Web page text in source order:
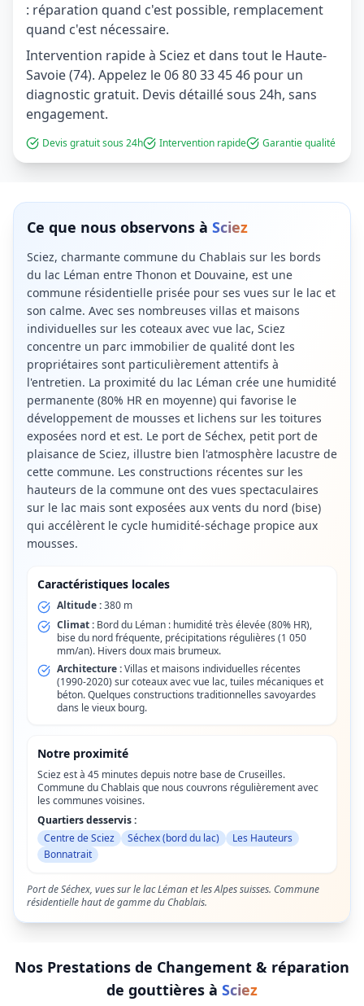
: réparation quand c'est possible, remplacement
quand c'est nécessaire.
Intervention rapide à Sciez et dans tout le Haute-
Savoie (74). Appelez le 06 80 33 45 46 pour un
diagnostic gratuit. Devis détaillé sous 24h, sans
engagement.
Devis gratuit sous 24h Intervention rapide Garantie qualité
Ce que nous observons à Sciez
Sciez, charmante commune du Chablais sur les bords
du lac Léman entre Thonon et Douvaine, est une
commune résidentielle prisée pour ses vues sur le lac et
son calme. Avec ses nombreuses villas et maisons
individuelles sur les coteaux avec vue lac, Sciez
concentre un parc immobilier de qualité dont les
propriétaires sont particulièrement attentifs à
l'entretien. La proximité du lac Léman crée une humidité
permanente (80% HR en moyenne) qui favorise le
développement de mousses et lichens sur les toitures
exposées nord et est. Le port de Séchex, petit port de
plaisance de Sciez, illustre bien l'atmosphère lacustre de
cette commune. Les constructions récentes sur les
hauteurs de la commune ont des vues spectaculaires
sur le lac mais sont exposées aux vents du nord (bise)
qui accélèrent le cycle humidité-séchage propice aux
mousses.
Caractéristiques locales
Altitude :380 m
Climat : Bord du Léman : humidité très élevée (80% HR),
bise du nord fréquente, précipitations régulières (1 050
mm/an). Hivers doux mais brumeux.
Architecture :Villas et maisons individuelles récentes
(1990-2020) sur coteaux avec vue lac, tuiles mécaniques et
béton. Quelques constructions traditionnelles savoyardes
dans le vieux bourg.
Notre proximité
Sciez est à 45 minutes depuis notre base de Cruseilles.
Commune du Chablais que nous couvrons régulièrement avec
les communes voisines.
Quartiers desservis :
Centre de Sciez
Séchex (bord du lac)
Les Hauteurs
Bonnatrait
Port de Séchex, vues sur le lac Léman et les Alpes suisses. Commune
résidentielle haut de gamme du Chablais.
Nos Prestations de Changement & réparation
de gouttières à Sciez